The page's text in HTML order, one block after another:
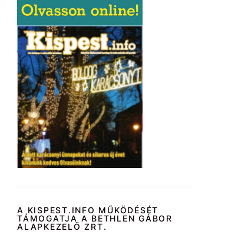
A KISPEST.INFO MŰKÖDÉSÉT
TÁMOGATJA A BETHLEN GÁBOR
ALAPKEZELŐ ZRT.